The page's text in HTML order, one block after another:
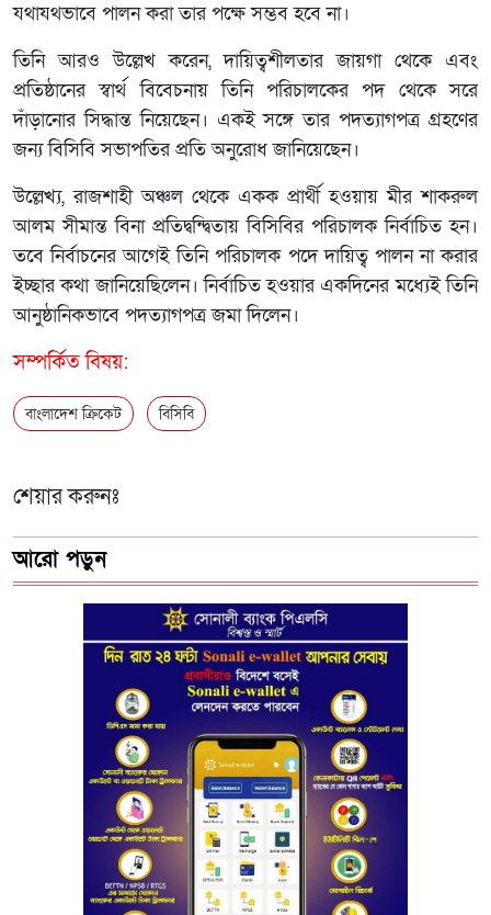
যথাযথভাবে পালন করা তার পক্ষে সম্ভব হবে না।
তিনি আরও উল্লেখ করেন, দায়িত্বশীলতার জায়গা থেকে এবং
প্রতিষ্ঠানের স্বার্থ বিবেচনায় তিনি পরিচালকের পদ থেকে সরে
দাঁড়ানোর সিদ্ধান্ত নিয়েছেন। একই সঙ্গে তার পদত্যাগপত্র গ্রহণের
জন্য বিসিবি সভাপতির প্রতি অনুরোধ জানিয়েছেন।
উল্লেখ্য, রাজশাহী অঞ্চল থেকে একক প্রার্থী হওয়ায় মীর শাকরুল
আলম সীমান্ত বিনা প্রতিদ্বন্দ্বিতায় বিসিবির পরিচালক নির্বাচিত হন।
তবে নির্বাচনের আগেই তিনি পরিচালক পদে দায়িত্ব পালন না করার
ইচ্ছার কথা জানিয়েছিলেন। নির্বাচিত হওয়ার একদিনের মধ্যেই তিনি
আনুষ্ঠানিকভাবে পদত্যাগপত্র জমা দিলেন।
সম্পর্কিত বিষয়:
বাংলাদেশ ক্রিকেট বিসিবি
শেয়ার করুনঃ
আরো পড়ুন